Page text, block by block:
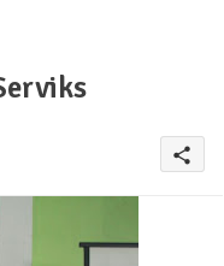
share